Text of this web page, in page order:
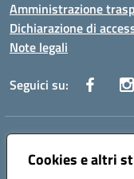
Cookies e altri
Amministrazione
Dichiarazione di
Note legali
Seguici su:
Indirizzo:
Centralino:0924 534873